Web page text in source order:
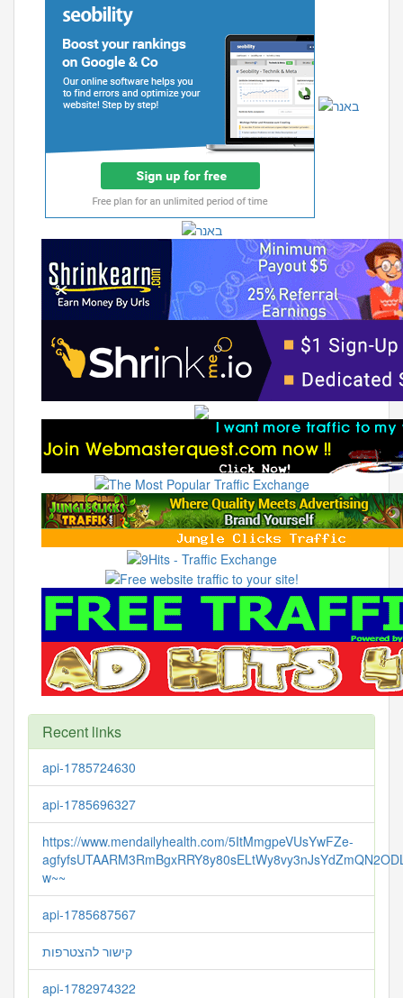
Recent links
api-1785724630
api-1785696327
https://www.mendailyhealth.com/5ItMmgpeVUsYwFZe-
w~~
api-1785687567
קישור להצטרפות
api-1782974322